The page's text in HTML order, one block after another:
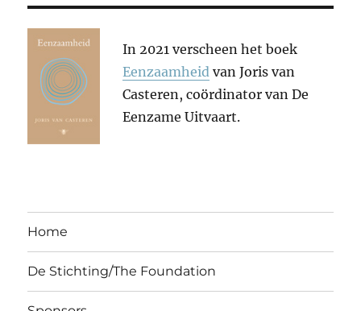
In 2021 verscheen het boek
Eenzaamheid van Joris van
Casteren, coördinator van De
Eenzame Uitvaart.
Home
De Stichting/The Foundation